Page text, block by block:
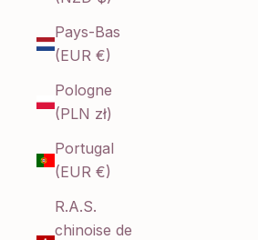
Pays-Bas
(EUR €)
Pologne
(PLN zł)
Portugal
(EUR €)
R.A.S.
chinoise de